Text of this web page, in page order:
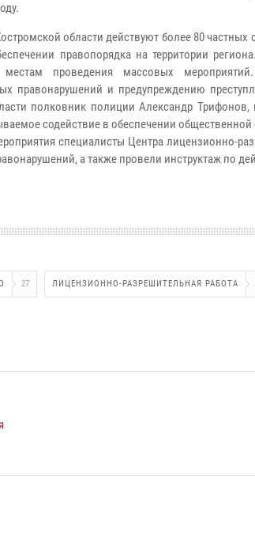
области действуют более 80
правопорядка на территории
проведения массовых
правонарушений и предупреждению
полковник полиции Александр
содействие в обеспечении общественной
специалисты Центра лицензионно-
а также провели инструктаж по
27 ЛИЦЕНЗИОННО-РАЗРЕШИТЕЛЬНАЯ РАБОТА